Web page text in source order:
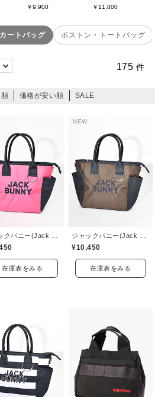
￥9,900 ￥11,000
カートバッグ ボストン・トートバッグ
175 件
価格が安い順 SALE
在庫表をみる
NEW
¥10,450
在庫表をみる